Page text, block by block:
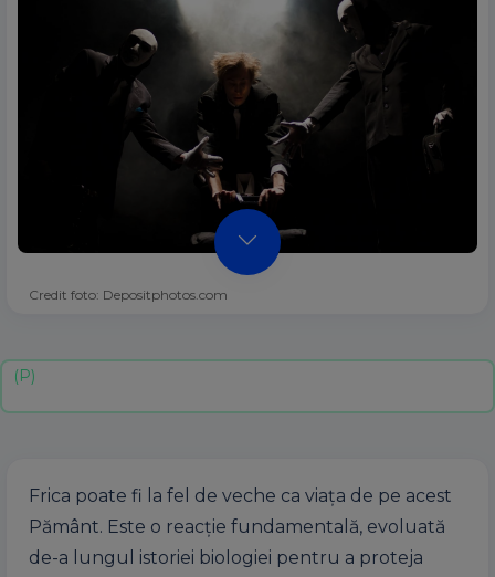
Credit foto: Depositphotos.com
Frica poate fi la fel de veche ca viața de pe acest
Pământ. Este o reacție fundamentală, evoluată
de-a lungul istoriei biologiei pentru a proteja